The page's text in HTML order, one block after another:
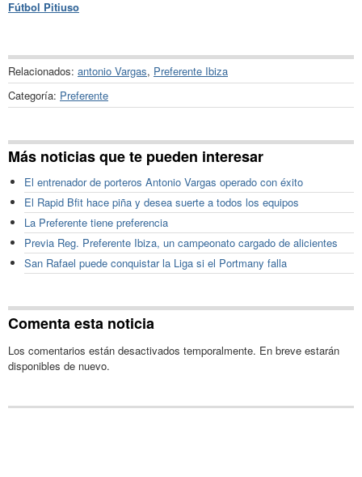
Fútbol Pitiuso
Relacionados: antonio Vargas, Preferente Ibiza
Categoría: Preferente
Más noticias que te pueden interesar
El entrenador de porteros Antonio Vargas operado con éxito
El Rapid Bfit hace piña y desea suerte a todos los equipos
La Preferente tiene preferencia
Previa Reg. Preferente Ibiza, un campeonato cargado de alicientes
San Rafael puede conquistar la Liga si el Portmany falla
Comenta esta noticia
Los comentarios están desactivados temporalmente. En breve estarán
disponibles de nuevo.